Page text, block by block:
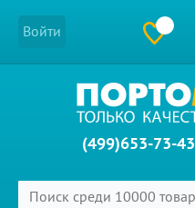
Войти
(499)653-73-43